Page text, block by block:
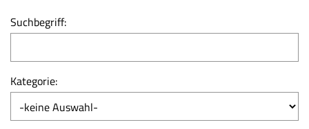
Suchbegriff:
Kategorie: